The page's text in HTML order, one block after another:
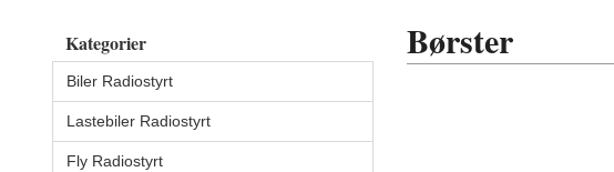
Kategorier
Biler Radiostyrt
Lastebiler Radiostyrt
Fly Radiostyrt
Børster